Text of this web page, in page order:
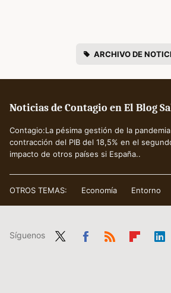
ARCHIVO DE
Noticias de Contagio en El Blog
Contagio:La pésima gestión de la
contracción del PIB del 18,5% en el
impacto de otros países si España..
OTROS TEMAS: Economía Entorno
Síguenos